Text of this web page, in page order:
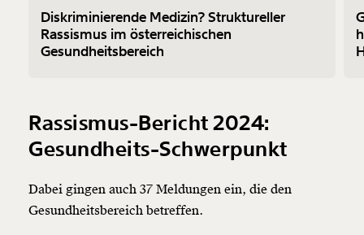
Diskriminierende Medizin? Struktureller
Rassismus im österreichischen
Gesundheitsbereich
Rassismus-Bericht 2024:
Gesundheits-Schwerpunkt
Dabei gingen auch 37 Meldungen ein, die den
Gesundheitsbereich betreffen.